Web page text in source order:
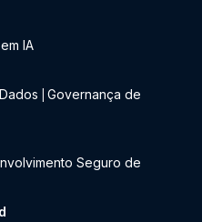
IA
Governança de
Seguro de